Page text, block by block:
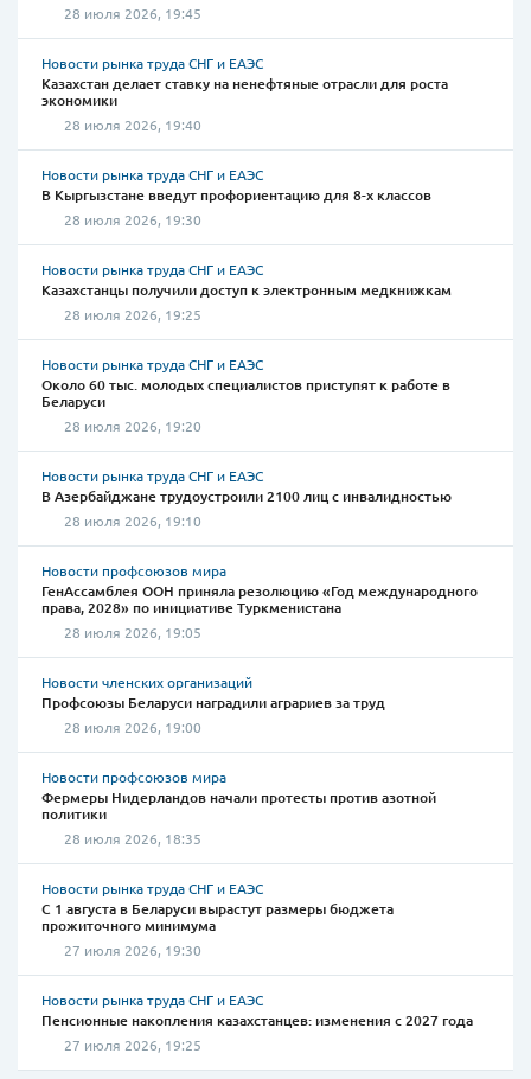
28 июля 2026, 19:45
Новости рынка труда СНГ и ЕАЭС
Казахстан делает ставку на ненефтяные отрасли для роста
экономики
28 июля 2026, 19:40
Новости рынка труда СНГ и ЕАЭС
В Кыргызстане введут профориентацию для 8-х классов
28 июля 2026, 19:30
Новости рынка труда СНГ и ЕАЭС
Казахстанцы получили доступ к электронным медкнижкам
28 июля 2026, 19:25
Новости рынка труда СНГ и ЕАЭС
Около 60 тыс. молодых специалистов приступят к работе в
Беларуси
28 июля 2026, 19:20
Новости рынка труда СНГ и ЕАЭС
В Азербайджане трудоустроили 2100 лиц с инвалидностью
28 июля 2026, 19:10
Новости профсоюзов мира
ГенАссамблея ООН приняла резолюцию «Год международного
права, 2028» по инициативе Туркменистана
28 июля 2026, 19:05
Новости членских организаций
Профсоюзы Беларуси наградили аграриев за труд
28 июля 2026, 19:00
Новости профсоюзов мира
Фермеры Нидерландов начали протесты против азотной
политики
28 июля 2026, 18:35
Новости рынка труда СНГ и ЕАЭС
С 1 августа в Беларуси вырастут размеры бюджета
прожиточного минимума
27 июля 2026, 19:30
Новости рынка труда СНГ и ЕАЭС
Пенсионные накопления казахстанцев: изменения с 2027 года
27 июля 2026, 19:25